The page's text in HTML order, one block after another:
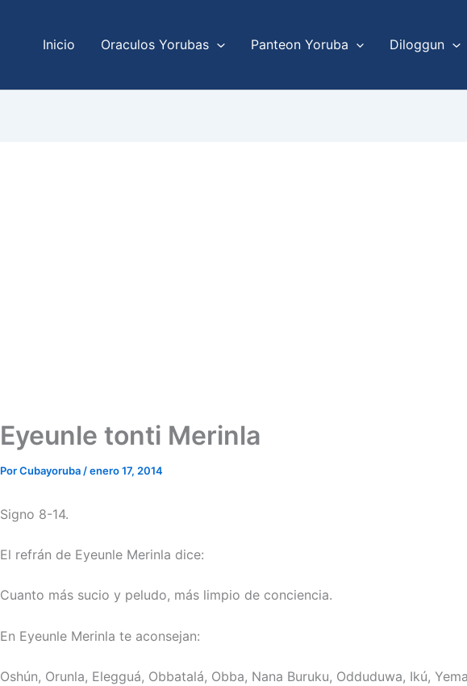
Inicio Oraculos Yorubas Panteon Yoruba Diloggun
Eyeunle tonti Merinla
PorCubayoruba /enero 17, 2014
Signo 8-14.
El refrán de Eyeunle Merinla dice:
Cuanto más sucio y peludo, más limpio de conciencia.
En Eyeunle Merinla te aconsejan:
Oshún, Orunla, Elegguá, Obbatalá, Obba, Nana Buruku, Odduduwa, Ikú,